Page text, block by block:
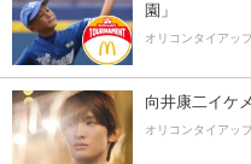
園」
オリコンタイアッ
向井康二イケ
オリコンタイアッ